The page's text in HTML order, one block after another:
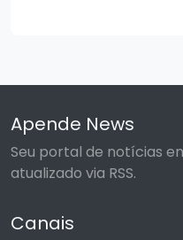
Apende News
Seu portal de notícias
atualizado via RSS.
Canais